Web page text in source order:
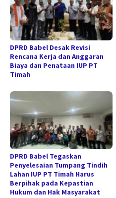
DPRD Babel Desak Revisi
Rencana Kerja dan Anggaran
Biaya dan Penataan IUP PT
Timah
DPRD Babel Tegaskan
Penyelesaian Tumpang Tindih
Lahan IUP PT Timah Harus
Berpihak pada Kepastian
Hukum dan Hak Masyarakat